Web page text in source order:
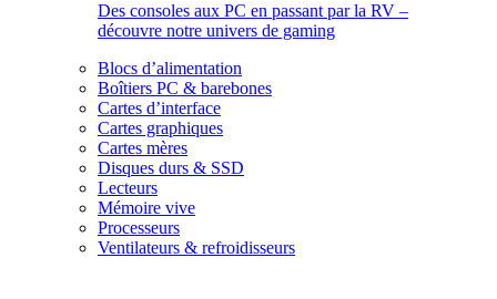
Des consoles aux PC en passant par la RV –
découvre notre univers de gaming
Blocs d’alimentation
Boîtiers PC & barebones
Cartes d’interface
Cartes graphiques
Cartes mères
Disques durs & SSD
Lecteurs
Mémoire vive
Processeurs
Ventilateurs & refroidisseurs